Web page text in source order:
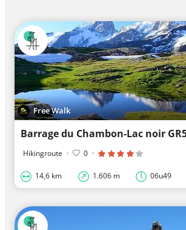
Free Walk
Barrage du Chambon-Lac noir
Hikingroute · 0 ·
14,6 km 1.606 m 06u49